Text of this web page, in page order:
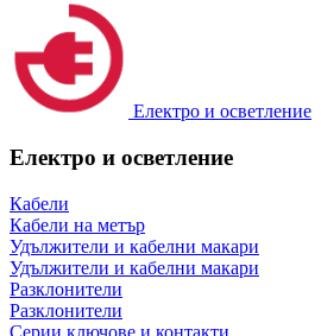
Електро и осветление
Електро и осветление
Кабели
Кабели на метър
Удължители и кабелни макари
Удължители и кабелни макари
Разклонители
Разклонители
Серии ключове и контакти